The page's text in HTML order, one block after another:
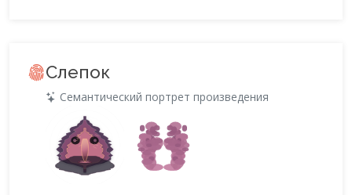
Слепок
Семантический портрет произведения